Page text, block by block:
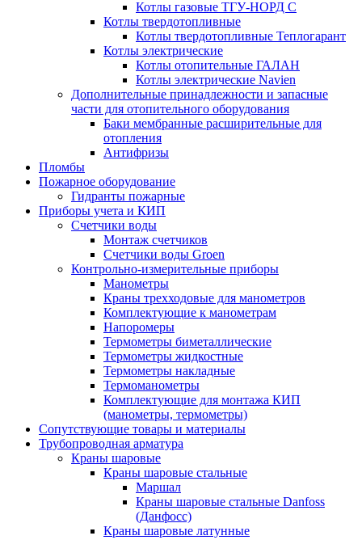
Котлы газовые ТГУ-НОРД С
Котлы твердотопливные
Котлы твердотопливные Теплогарант
Котлы электрические
Котлы отопительные ГАЛАН
Котлы электрические Navien
Дополнительные принадлежности и запасные
части для отопительного оборудования
Баки мембранные расширительные для
отопления
Антифризы
Пломбы
Пожарное оборудование
Гидранты пожарные
Приборы учета и КИП
Счетчики воды
Монтаж счетчиков
Счетчики воды Groen
Контрольно-измерительные приборы
Манометры
Краны трехходовые для манометров
Комплектующие к манометрам
Напоромеры
Термометры биметаллические
Термометры жидкостные
Термометры накладные
Термоманометры
Комплектующие для монтажа КИП
(манометры, термометры)
Сопутствующие товары и материалы
Трубопроводная арматура
Краны шаровые
Краны шаровые стальные
Маршал
Краны шаровые стальные Danfoss
(Данфосс)
Краны шаровые латунные